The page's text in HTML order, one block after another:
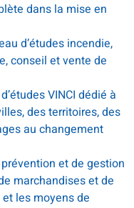
dans la mise en
d’études incendie,
conseil et vente de
VINCI dédié à
des territoires, des
au changement
et de gestion
marchandises et de
les moyens de